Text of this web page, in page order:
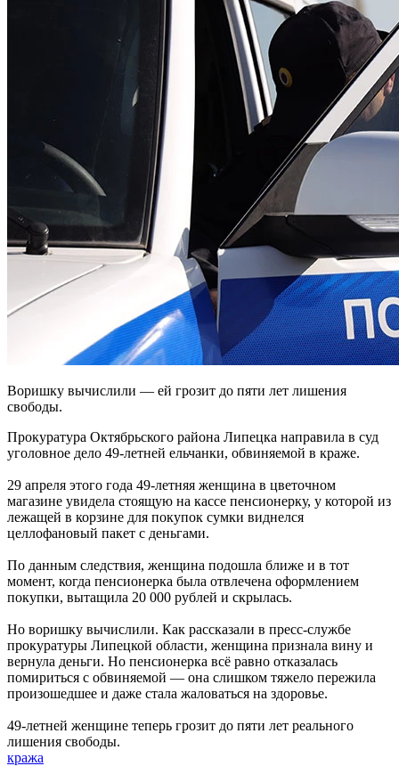
Воришку вычислили — ей грозит до пяти лет лишения
свободы.
Прокуратура Октябрьского района Липецка направила в суд
уголовное дело 49-летней ельчанки, обвиняемой в краже.
29 апреля этого года 49-летняя женщина в цветочном
магазине увидела стоящую на кассе пенсионерку, у которой из
лежащей в корзине для покупок сумки виднелся
целлофановый пакет с деньгами.
По данным следствия, женщина подошла ближе и в тот
момент, когда пенсионерка была отвлечена оформлением
покупки, вытащила 20 000 рублей и скрылась.
Но воришку вычислили. Как рассказали в пресс-службе
прокуратуры Липецкой области, женщина признала вину и
вернула деньги. Но пенсионерка всё равно отказалась
помириться с обвиняемой — она слишком тяжело пережила
произошедшее и даже стала жаловаться на здоровье.
49-летней женщине теперь грозит до пяти лет реального
лишения свободы.
кража